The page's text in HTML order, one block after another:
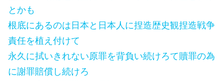
とかも
根底にあるのは日本と日本人に捏造歴史観捏造戦争
責任を植え付けて
永久に拭いきれない原罪を背負い続けろて贖罪の為
に謝罪賠償し続けろ